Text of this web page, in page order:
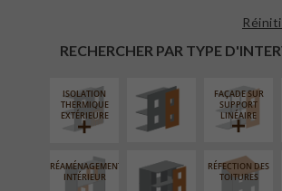
RECHERCHER PAR TYPE
ISOLATION
THERMIQUE
EXTÉRIEURE
FAÇADE SUR
SUPPORT
LINÉAIRE
RÉAMÉNAGEMENT
INTÉRIEUR
FERMETURE
LOGGIAS
RÉFECTION DES
TOITURES
AMÉNAGEMENT
EXTÉRIEUR